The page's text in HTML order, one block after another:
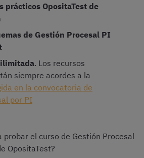
prácticos OpositaTest de
de Gestión Procesal PI
. Los recursos
siempre acordes a la
en la convocatoria de
por PI
probar el curso de Gestión Procesal
OpositaTest?